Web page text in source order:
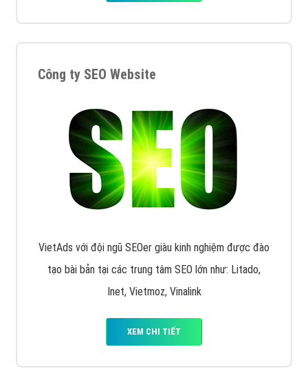
Công ty SEO Website
VietAds với đội ngũ SEOer giàu kinh nghiệm được đào
tạo bài bản tại các trung tâm SEO lớn như: Litado,
Inet, Vietmoz, Vinalink
XEM CHI TIẾT